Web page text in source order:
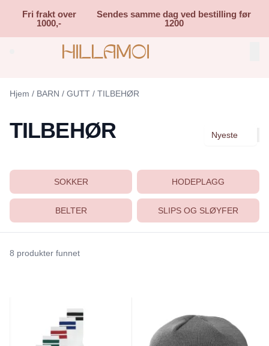
Fri frakt over
1000,-
Sendes samme dag ved bestilling før
1200
Search (⌘K)
Hjem / BARN / GUTT / TILBEHØR
TILBEHØR Nyeste
SOKKER HODEPLAGG
BELTER SLIPS OG SLØYFER
8 produkter funnet